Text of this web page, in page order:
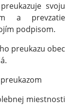
svoju
a prevzatie
podpisom.
preukazu obec
miestnosti